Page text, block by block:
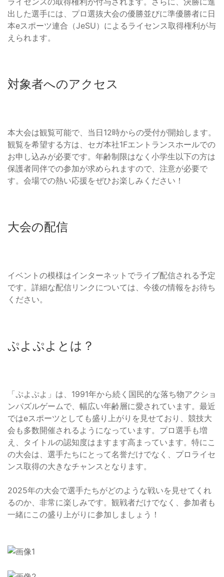
出した選手には、プロ選抜大会の優勝並びに準優勝者に日
本eスポーツ連合（JeSU）によるライセンス取得権利が与
えられます。
対象者へのアクセス
本大会は観覧可能で、当日12時からの受付が開始します。
観覧を希望する方は、セガ本社1Fエントランスホールでの
お申し込みが必要です。年齢制限はなく小学生以下の方は
保護者同伴での参加が求められますので、注意が必要で
す。会場での熱い応援をぜひお楽しみください！
大会の配信
イベントの模様はインターネットでライブ配信される予定
です。詳細な配信リンクについては、今後の情報をお待ち
ください。
ぷよぷよとは？
「ぷよぷよ」は、1991年から続く国民的な落ち物アクショ
ンパズルゲームで、幅広い年齢層に愛されています。最近
ではeスポーツとしても盛り上がりを見せており、競技大
会も多数開催されるようになっています。プロ選手も増
え、タイトルの認知度はますます高まっています。特にこ
の大会は、選手たちにとって名誉だけでなく、プロライセ
ンス取得の大きなチャンスとなります。
2025年の大会で選手たちがどのような戦いを見せてくれ
るのか、非常に楽しみです。観戦者だけでなく、参加者も
一緒にこの盛り上がりに参加しましょう！